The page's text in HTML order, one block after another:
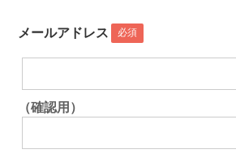
メールアドレス 必須
（確認用）